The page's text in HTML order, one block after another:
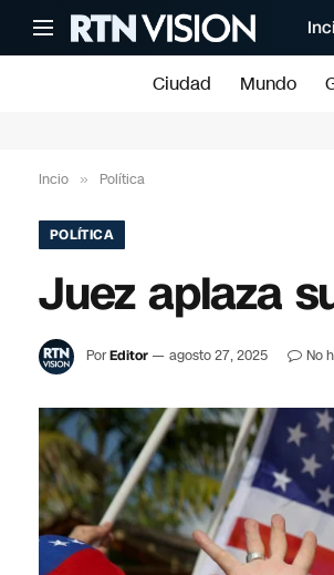
Ciudad Mundo
Incio » Política
POLÍTICA
Juez aplaza
PorEditor agosto 27, 2025 No